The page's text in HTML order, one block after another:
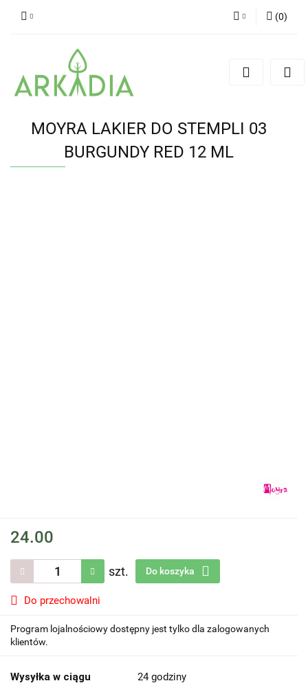
(0)
MOYRA LAKIER DO STEMPLI 03
BURGUNDY RED 12 ML
24.00
szt. Do koszyka
Do przechowalni
Program lojalnościowy dostępny jest tylko dla zalogowanych
klientów.
Wysyłka w ciągu 24 godziny